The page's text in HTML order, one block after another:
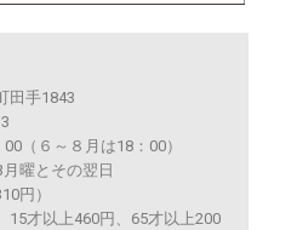
田手1843
（６～８月は18：00）
曜とその翌日
円）
才以上460円、65才以上200